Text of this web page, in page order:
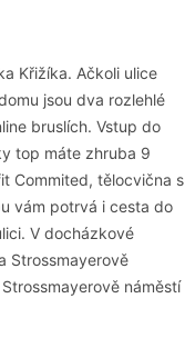
Křižíka. Ačkoli ulice
jsou dva rozlehlé
bruslích. Vstup do
top máte zhruba 9
Commited, tělocvična s
vám potrvá i cesta do
V docházkové
Strossmayerově
náměstí